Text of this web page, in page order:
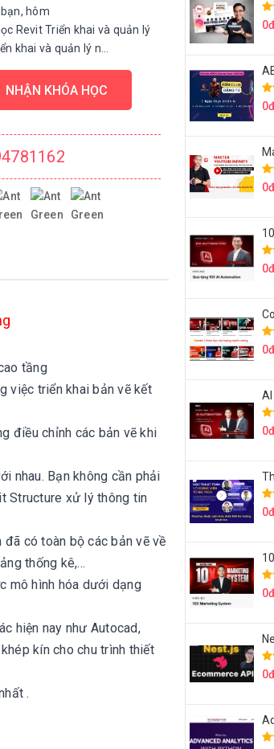
hôm
Revit Triển khai và quản lý
khai và quản lý n...
NHẬN KHÓA HỌC
tầng
việc triển khai bản vẽ kết
điều chỉnh các bản vẽ khi
nhau. Bạn không cần phải
Structure xử lý thông tin
có toàn bộ các bản vẽ về
thống kê,…
mô hình hóa dưới dạng
hiện nay như Autocad,
kín cho chu trình thiết
.
0đ
0đ
0đ
0đ
0đ
0đ
0đ
0đ
0đ